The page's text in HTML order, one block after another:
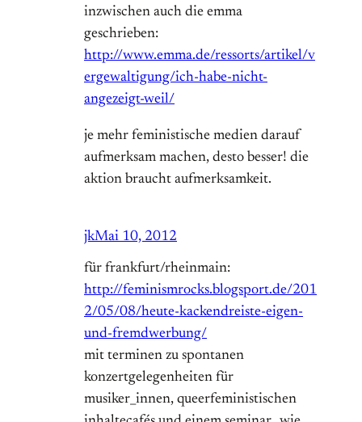
inzwischen auch die emma
geschrieben:
http://www.emma.de/ressorts/artikel/v
ergewaltigung/ich-habe-nicht-
angezeigt-weil/
je mehr feministische medien darauf
aufmerksam machen, desto besser! die
aktion braucht aufmerksamkeit.
jkMai 10, 2012
für frankfurt/rheinmain:
http://feminismrocks.blogsport.de/201
2/05/08/heute-kackendreiste-eigen-
und-fremdwerbung/
mit terminen zu spontanen
konzertgelegenheiten für
musiker_innen, queerfeministischen